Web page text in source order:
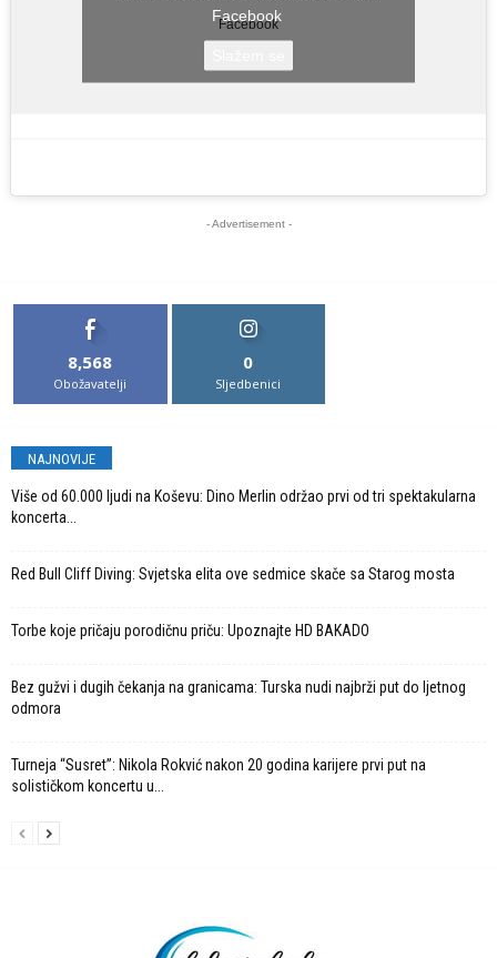
Facebook
Facebook
- Advertisement -
8,568
Obožavatelji
0
Sljedbenici
NAJNOVIJE
Više od 60.000 ljudi na Koševu: Dino Merlin održao prvi od tri spektakularna
koncerta...
Red Bull Cliff Diving: Svjetska elita ove sedmice skače sa Starog mosta
Torbe koje pričaju porodičnu priču: Upoznajte HD BAKADO
Bez gužvi i dugih čekanja na granicama: Turska nudi najbrži put do ljetnog
odmora
Turneja “Susret”: Nikola Rokvić nakon 20 godina karijere prvi put na
solističkom koncertu u...